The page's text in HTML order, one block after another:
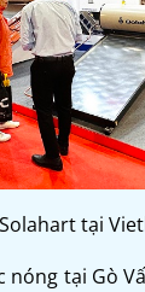
tại
nóng tại Gò